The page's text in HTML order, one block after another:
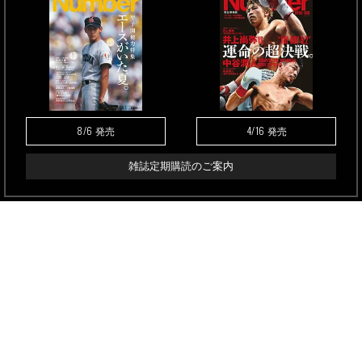
8/6 発売 4/16 発売
雑誌定期購読のご案内